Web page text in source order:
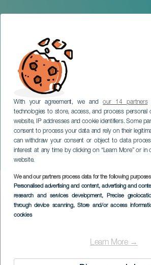
With your agreement, we andour 14 partners
technologies to store, access, and process personal
website, IP addresses and cookie identifiers. Some
consent to process your data and rely on their
can withdraw your consent or object to data
interest at any time by clicking on “Learn More” or in
website.
We and our partners process data for the following
Personalised advertising and content, advertising and
research and services development, Precise
through device scanning, Store and/or access
cookies
Learn More →
La Luchada del Año
TENERIFE
Imagen
Listado